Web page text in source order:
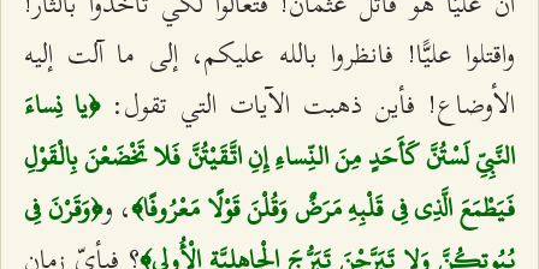
واقتلوا عليًّا! فانظروا بالله عليكم، إلى ما آلت إليه
الأوضاع! فأين ذهبت الآيات التي تقول:﴿يا نِساءَ
النَّبِيِّ لَسْتُنَّ كَأَحَدٍ مِنَ النِّساءِ إِنِ اتَّقَيْتُنَّ فَلا تَخْضَعْنَ بِالْقَوْلِ
فَيَطْمَعَ الَّذِي فِي قَلْبِهِ مَرَضٌ وَقُلْنَ قَوْلًا مَعْرُوفًا﴾، و﴿وَقَرْنَ فِي
بُيُوتِكُنَّ وَلا تَبَرَّجْنَ تَبَرُّجَ الْجاهِلِيَّةِ الْأُولى﴾